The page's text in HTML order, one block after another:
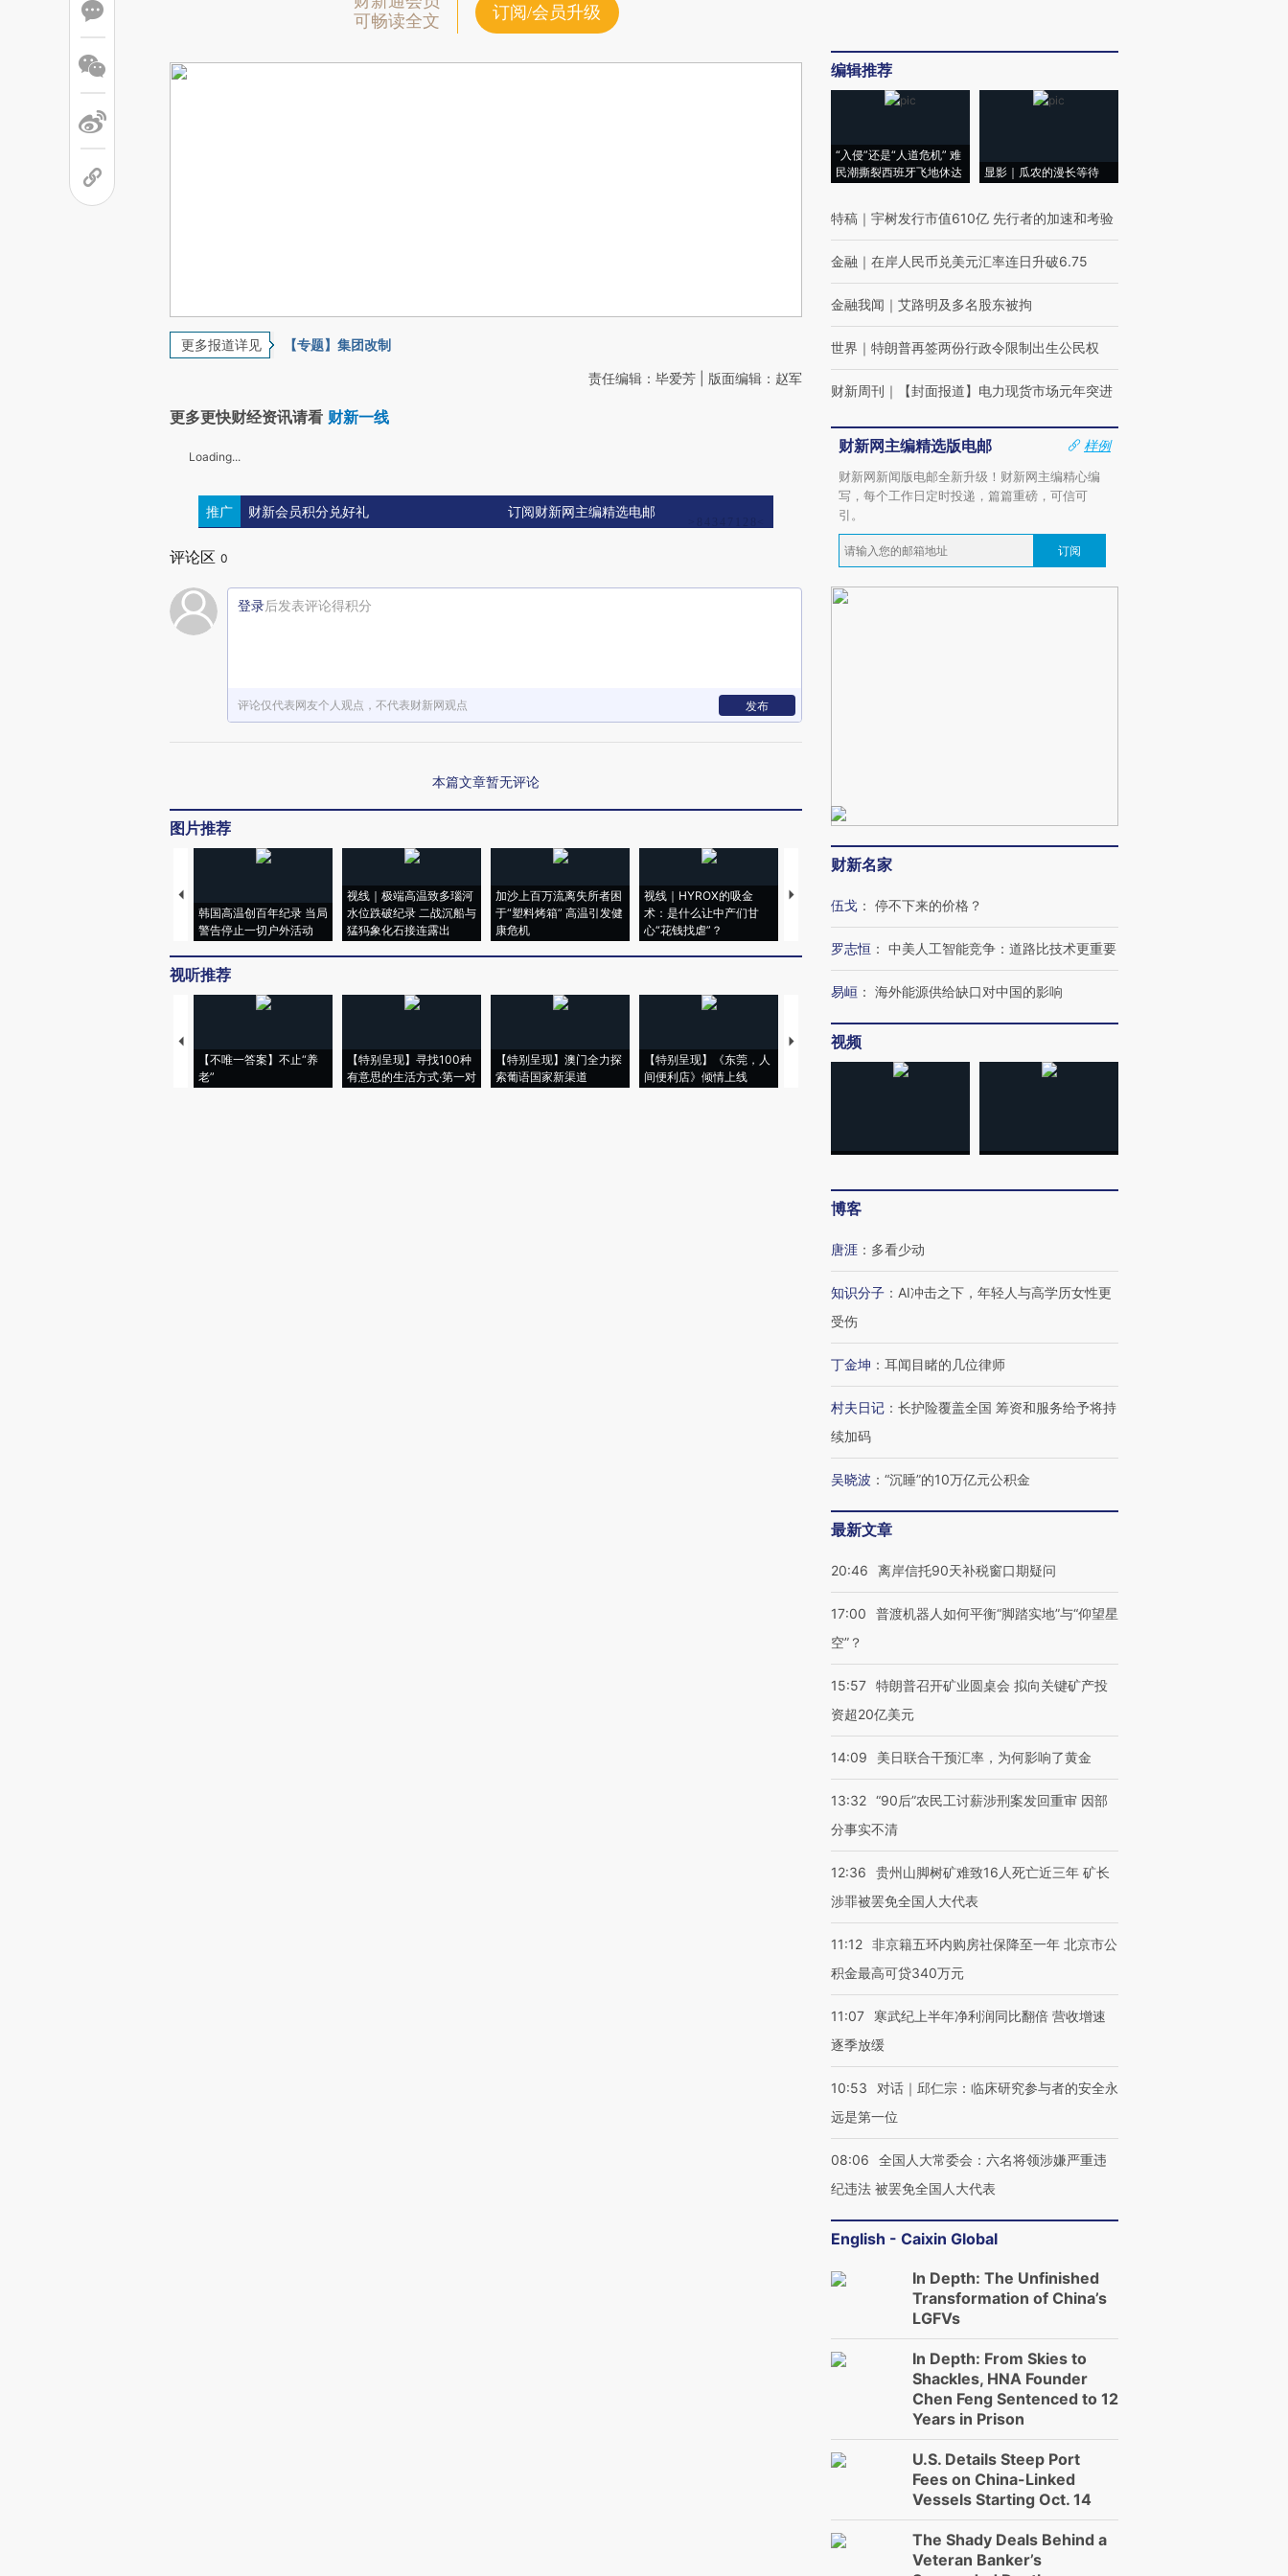
可畅读全文
订阅/会员升级
更多报道详见 【专题】集团改制
责任编辑：毕爱芳 | 版面编辑：赵军
更多更快财经资讯请看 财新一线
Loading...
推广 财新会员积分兑好礼 订阅财新网主编精选电邮
评论区 0
登录后发表评论得积分
评论仅代表网友个人观点，不代表财新网观点 发布
本篇文章暂无评论
图片推荐
韩国高温创百年纪录 当局
警告停止一切户外活动
视线｜极端高温致多瑙河
水位跌破纪录 二战沉船与
猛犸象化石接连露出
加沙上百万流离失所者困
于“塑料烤箱” 高温引发健
康危机
视线｜HYROX的吸金
术：是什么让中产们甘
心“花钱找虐”？
马航飞行员跨国走私7万
粒摇头丸 尿检体内含3种
视线｜被称为“蟑螂”的印
度Z世代 用街头抗争将教
育部长拱下台
飞地休达
视听推荐
【不唯一答案】不止“养
老”
【特别呈现】寻找100种
有意思的生活方式·第一对
【特别呈现】澳门全力探
索葡语国家新渠道
【特别呈现】《东莞，人
间便利店》倾情上线
【推广】走进第四届链博
会，让数智科技“链”接产
【特别呈现】寻找100种
有意思的生活方式·第三对
CFO：不靠规模取胜，华
编辑推荐
“入侵”还是“人道危机” 难
民潮撕裂西班牙飞地休达
显影｜瓜农的漫长等待
特稿 ｜ 宇树发行市值610亿 先行者的加速和考验
金融 ｜ 在岸人民币兑美元汇率连日升破6.75
金融我闻 ｜ 艾路明及多名股东被拘
世界 ｜ 特朗普再签两份行政令限制出生公民权
财新周刊 ｜ 【封面报道】电力现货市场元年突进
财新网主编精选版电邮
样例
财新网新闻版电邮全新升级！财新网主编精心编
写，每个工作日定时投递，篇篇重磅，可信可
引。
订阅
财新名家
伍戈 ： 停不下来的价格？
罗志恒 ： 中美人工智能竞争：道路比技术更重要
易峘 ： 海外能源供给缺口对中国的影响
视频
博客
唐涯 ： 多看少动
知识分子 ： AI冲击之下，年轻人与高学历女性更
受伤
丁金坤 ： 耳闻目睹的几位律师
村夫日记 ： 长护险覆盖全国 筹资和服务给予将持
续加码
吴晓波 ： “沉睡”的10万亿元公积金
最新文章
20:46 离岸信托90天补税窗口期疑问
17:00
普渡机器人如何平衡“脚踏实地”与“仰望星
空”？
15:57 特朗普召开矿业圆桌会 拟向关键矿产投
资超20亿美元
14:09 美日联合干预汇率，为何影响了黄金
13:32 “90后”农民工讨薪涉刑案发回重审 因部
分事实不清
12:36
贵州山脚树矿难致16人死亡近三年 矿长
涉罪被罢免全国人大代表
11:12 非京籍五环内购房社保降至一年 北京市公
积金最高可贷340万元
11:07
寒武纪上半年净利润同比翻倍 营收增速
逐季放缓
10:53
对话｜邱仁宗：临床研究参与者的安全永
远是第一位
08:06
全国人大常委会：六名将领涉嫌严重违
纪违法 被罢免全国人大代表
English - Caixin Global
In Depth: The Unfinished
Transformation of China’s
LGFVs
In Depth: From Skies to
Shackles, HNA Founder
Chen Feng Sentenced to 12
Years in Prison
U.S. Details Steep Port
Fees on China-Linked
Vessels Starting Oct. 14
The Shady Deals Behind a
Veteran Banker’s